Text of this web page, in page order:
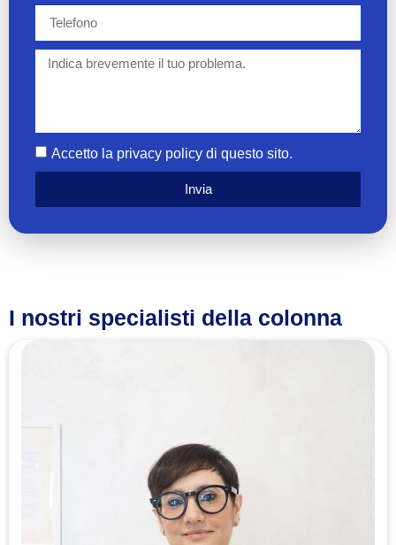
Accetto la privacy policy di questo sito.
Invia
I nostri specialisti della colonna